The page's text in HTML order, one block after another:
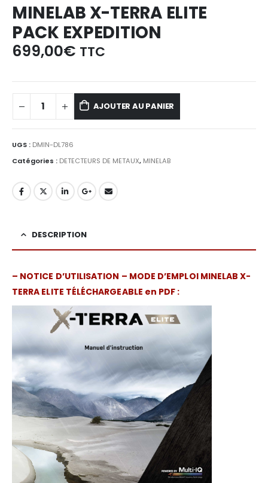
MINELAB X-TERRA ELITE
PACK EXPEDITION
699,00€ TTC
AJOUTER AU PANIER
UGS : DMIN-DL786
Catégories : DETECTEURS DE METAUX, MINELAB
DESCRIPTION
– NOTICE D’UTILISATION – MODE D’EMPLOI MINELAB X-
TERRA ELITE TÉLÉCHARGEABLE en PDF :